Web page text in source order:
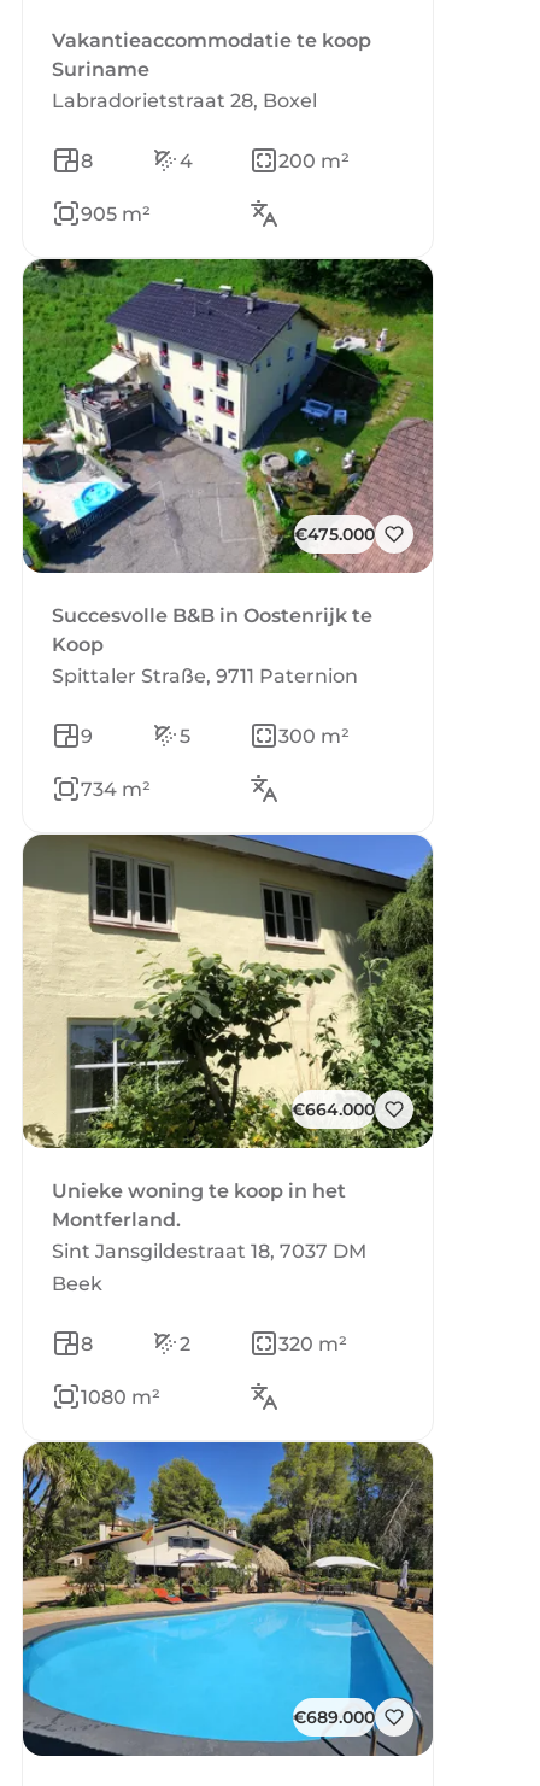
Vakantieaccommodatie te koop
Suriname
Labradorietstraat 28, Boxel
8 4 200 m²
905 m²
€475.000
Succesvolle B&B in Oostenrijk te
Koop
Spittaler Straße, 9711 Paternion
9 5 300 m²
734 m²
€664.000
Unieke woning te koop in het
Montferland.
Sint Jansgildestraat 18, 7037 DM
Beek
8 2 320 m²
1080 m²
€689.000